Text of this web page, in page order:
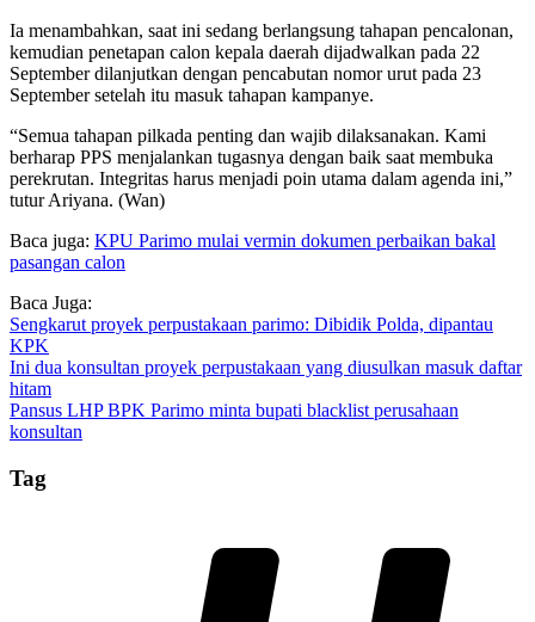
Ia menambahkan, saat ini sedang berlangsung tahapan pencalonan,
kemudian penetapan calon kepala daerah dijadwalkan pada 22
September dilanjutkan dengan pencabutan nomor urut pada 23
September setelah itu masuk tahapan kampanye.
“Semua tahapan pilkada penting dan wajib dilaksanakan. Kami
berharap PPS menjalankan tugasnya dengan baik saat membuka
perekrutan. Integritas harus menjadi poin utama dalam agenda ini,”
tutur Ariyana. (Wan)
Baca juga: KPU Parimo mulai vermin dokumen perbaikan bakal
pasangan calon
Baca Juga:
Sengkarut proyek perpustakaan parimo: Dibidik Polda, dipantau
KPK
Ini dua konsultan proyek perpustakaan yang diusulkan masuk daftar
hitam
Pansus LHP BPK Parimo minta bupati blacklist perusahaan
konsultan
Tag